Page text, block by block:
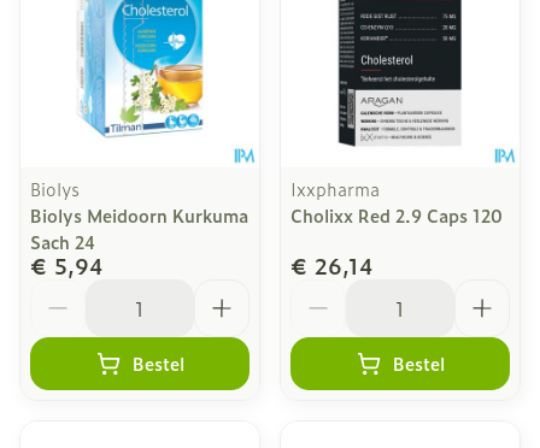
Biolys
Biolys Meidoorn Kurkuma
Sach 24
€ 5,94
Bestel
Ixxpharma
Cholixx Red 2.9 Caps 120
€ 26,14
Bestel